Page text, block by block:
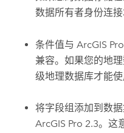
数据所有者身份连接
条件值与ArcGIS
兼容。如果您的地
级地理数据库才能使
将字段组添加到数
ArcGIS Pro 2.3。这